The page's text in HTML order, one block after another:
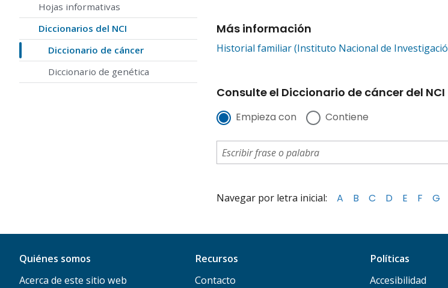
Hojas informativas
Diccionarios del NCI
Diccionario de cáncer
Diccionario de genética
Más información
Historial familiar (Instituto Nacional de
Consulte el Diccionario de cáncer del NCI
Empieza con Contiene
Navegar por letra inicial: A B C D E F G
Quiénes somos
Acerca de este sitio web
Recursos
Contacto
Políticas
Accesibilidad